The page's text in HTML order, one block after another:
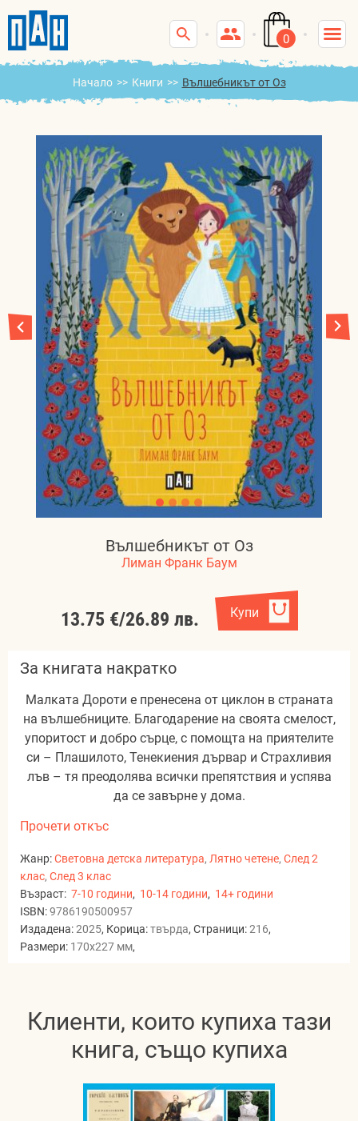
0
Начало >> Книги >> Вълшебникът от Оз
Вълшебникът от Оз
Лиман Франк Баум
13.75 €/26.89 лв. Купи
За книгата накратко
Малката Дороти е пренесена от циклон в страната
на вълшебниците. Благодарение на своята смелост,
упоритост и добро сърце, с помощта на приятелите
си – Плашилото, Тенекиения дървар и Страхливия
лъв – тя преодолява всички препятствия и успява
да се завърне у дома.
Прочети откъс
Жанр:Световна детска литература, Лятно четене, След 2
клас, След 3 клас
Възраст: 7-10 години, 10-14 години, 14+ години
ISBN:9786190500957
Издадена:2025, Корица:твърда, Страници:216,
Размери: 170x227 мм,
Клиенти, които купиха тази
книга, също купиха